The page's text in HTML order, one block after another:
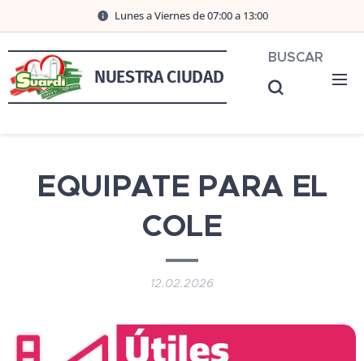
Lunes a Viernes de 07:00 a 13:00
NUESTRA CIUDAD
BUSCAR
EQUIPATE PARA EL
COLE
12.02.2026